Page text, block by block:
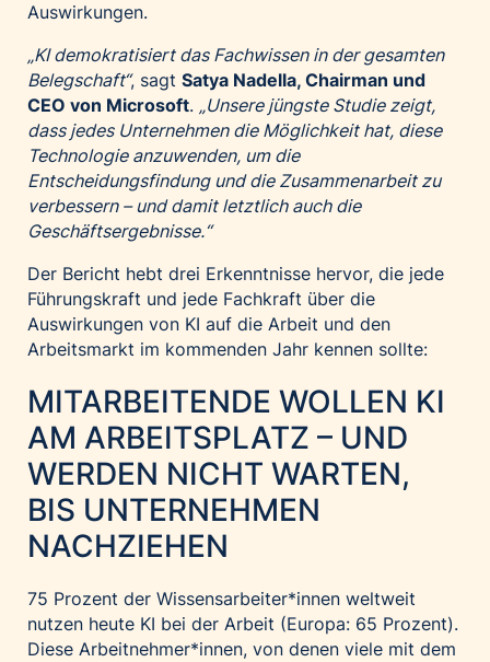
Auswirkungen.
„KI demokratisiert das Fachwissen in der gesamten
Belegschaft“, sagt Satya Nadella, Chairman und
CEO von Microsoft. „Unsere jüngste Studie zeigt,
dass jedes Unternehmen die Möglichkeit hat, diese
Technologie anzuwenden, um die
Entscheidungsfindung und die Zusammenarbeit zu
verbessern – und damit letztlich auch die
Geschäftsergebnisse.“
Der Bericht hebt drei Erkenntnisse hervor, die jede
Führungskraft und jede Fachkraft über die
Auswirkungen von KI auf die Arbeit und den
Arbeitsmarkt im kommenden Jahr kennen sollte:
MITARBEITENDE WOLLEN KI
AM ARBEITSPLATZ – UND
WERDEN NICHT WARTEN,
BIS UNTERNEHMEN
NACHZIEHEN
75 Prozent der Wissensarbeiter*innen weltweit
nutzen heute KI bei der Arbeit (Europa: 65 Prozent).
Diese Arbeitnehmer*innen, von denen viele mit dem